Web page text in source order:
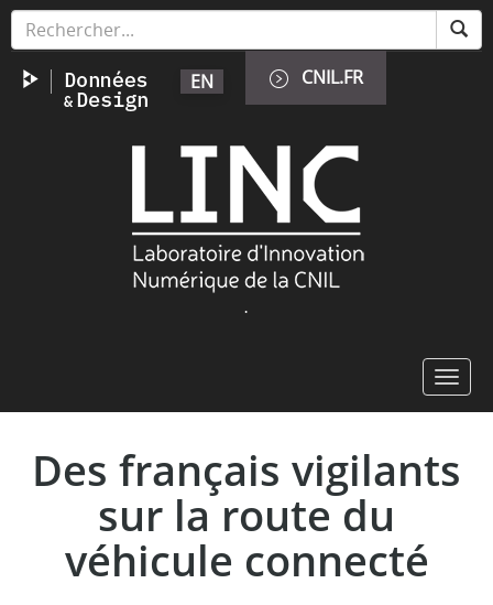
Aller
principal
EN CNIL.FR
.
Des français vigilants
sur la route du
véhicule connecté
Panneau de gestion des cookies